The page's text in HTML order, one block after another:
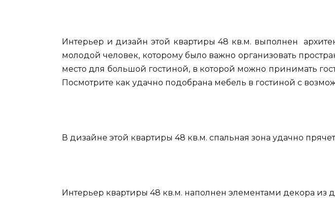
Интерьер и дизайн этой квартиры 48 кв.м. выполнен
молодой человек, которому было важно организовать
место для большой гостиной, в которой можно принимать
Посмотрите как удачно подобрана мебель в гостиной с
В дизайне этой квартиры 48 кв.м. спальная зона удачно
Интерьер квартиры 48 кв.м. наполнен элементами декора из